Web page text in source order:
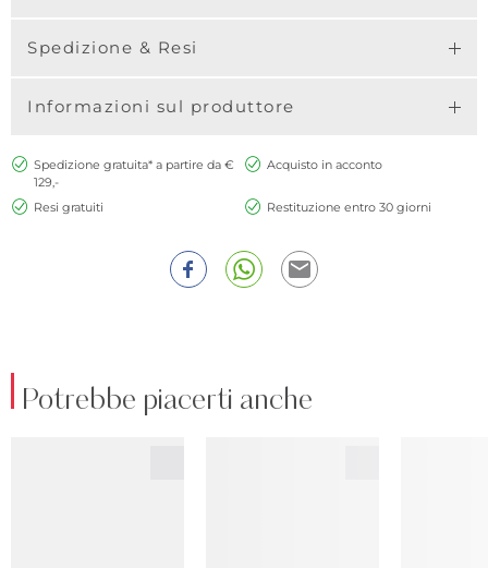
Spedizione & Resi
Informazioni sul produttore
Spedizione gratuita* a partire da €
129,-
Acquisto in acconto
Resi gratuiti Restituzione entro 30 giorni
Potrebbe piacerti anche